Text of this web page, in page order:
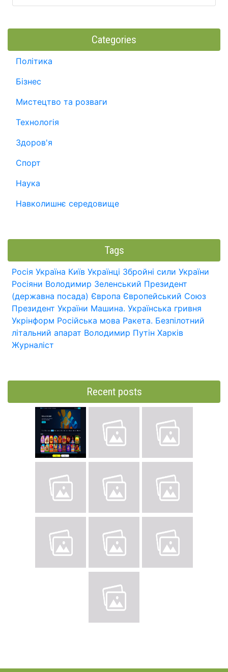
Categories
Політика
Бізнес
Мистецтво та розваги
Технологія
Здоров'я
Спорт
Наука
Навколишнє середовище
Tags
Росія Україна Київ Українці Збройні сили України
Росіяни Володимир Зеленський Президент
(державна посада) Європа Європейський Союз
Президент України Машина. Українська гривня
Укрінформ Російська мова Ракета. Безпілотний
літальний апарат Володимир Путін Харків
Журналіст
Recent posts